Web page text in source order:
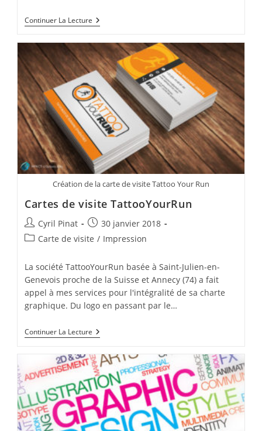
Continuer La Lecture Mascotte
Kangouro
Création de la carte de visite Tattoo Your Run
Cartes de visite TattooYourRun
Auteur/autrice
de
Cyril Pinat
Publication
publiée :
30 janvier 2018
PostCarte de visite / Impression
La société TattooYourRun basée à Saint-Julien-en-
Genevois proche de la Suisse et Annecy (74) a fait
appel à mes services pour l'intégralité de sa charte
graphique. Du logo en passant par le…
Continuer La Lecture Cartes
De
TattooYourRun